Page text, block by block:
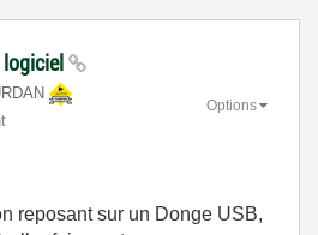
logiciel
Options
reposant sur un Donge USB,